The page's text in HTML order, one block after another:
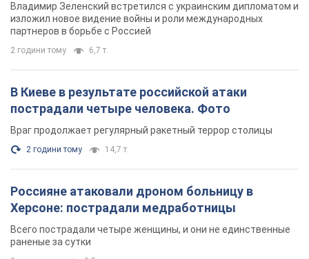
Владимир Зеленский встретился с украинским дипломатом и
изложил новое видение войны и роли международных
партнеров в борьбе с Россией
2 години тому 6,7 т.
В Киеве в результате российской атаки
пострадали четыре человека. Фото
Враг продолжает регулярный ракетный террор столицы
2 години тому 14,7 т.
Россияне атаковали дроном больницу в
Херсоне: пострадали медработницы
Всего пострадали четыре женщины, и они не единственные
раненые за сутки